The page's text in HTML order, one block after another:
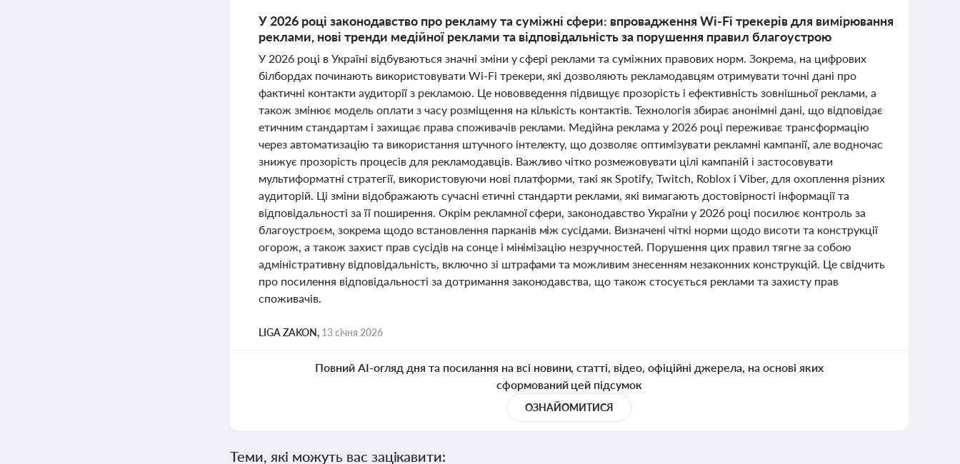
У 2026 році законодавство про рекламу та суміжні сфери: впровадження Wi-Fi трекерів для вимірювання
реклами, нові тренди медійної реклами та відповідальність за порушення правил благоустрою
У 2026 році в Україні відбуваються значні зміни у сфері реклами та суміжних правових норм. Зокрема, на цифрових
білбордах починають використовувати Wi-Fi трекери, які дозволяють рекламодавцям отримувати точні дані про
фактичні контакти аудиторії з рекламою. Це нововведення підвищує прозорість і ефективність зовнішньої реклами, а
також змінює модель оплати з часу розміщення на кількість контактів. Технологія збирає анонімні дані, що відповідає
етичним стандартам і захищає права споживачів реклами. Медійна реклама у 2026 році переживає трансформацію
через автоматизацію та використання штучного інтелекту, що дозволяє оптимізувати рекламні кампанії, але водночас
знижує прозорість процесів для рекламодавців. Важливо чітко розмежовувати цілі кампаній і застосовувати
мультиформатні стратегії, використовуючи нові платформи, такі як Spotify, Twitch, Roblox і Viber, для охоплення різних
аудиторій. Ці зміни відображають сучасні етичні стандарти реклами, які вимагають достовірності інформації та
відповідальності за її поширення. Окрім рекламної сфери, законодавство України у 2026 році посилює контроль за
благоустроєм, зокрема щодо встановлення парканів між сусідами. Визначені чіткі норми щодо висоти та конструкції
огорож, а також захист прав сусідів на сонце і мінімізацію незручностей. Порушення цих правил тягне за собою
адміністративну відповідальність, включно зі штрафами та можливим знесенням незаконних конструкцій. Це свідчить
про посилення відповідальності за дотримання законодавства, що також стосується реклами та захисту прав
споживачів.
LIGA ZAKON, 13 січня 2026
Повний AI-огляд дня та посилання на всі новини, статті, відео, офіційні джерела, на основі яких
сформований цей підсумок
ОЗНАЙОМИТИСЯ
Теми, які можуть вас зацікавити: